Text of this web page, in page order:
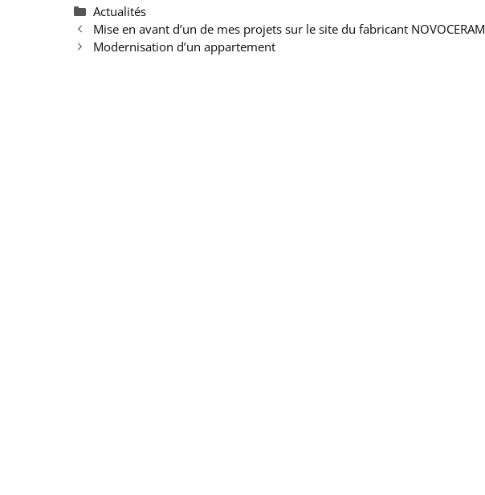
Catégories
Actualités
Mise en avant d’un de mes projets sur le site du fabricant NOVOCERAM
Modernisation d’un appartement